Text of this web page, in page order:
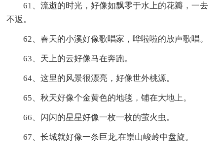
61、流逝的时光，好像如飘零于水上的花瓣，一去
不返。
62、春天的小溪好像歌唱家，哗啦啦的放声歌唱。
63、天上的云好像马在奔跑。
64、这里的风景很漂亮，好像世外桃源。
65、秋天好像个金黄色的地毯，铺在大地上。
66、闪闪的星星好像一枚一枚的萤火虫。
67、长城就好像一条巨龙,在崇山峻岭中盘旋。